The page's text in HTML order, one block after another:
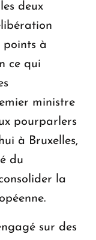
deux
points à
ce qui
ministre
pourparlers
à Bruxelles,
du
la
sur des